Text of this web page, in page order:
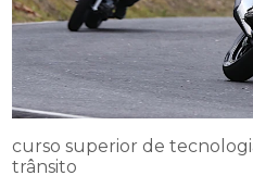
curso superior de
trânsito